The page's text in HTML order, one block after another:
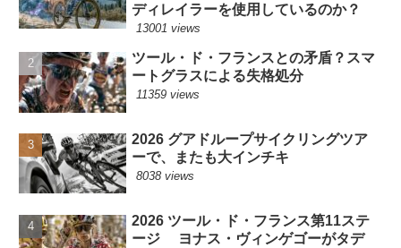
ディレイラーを使用しているのか？
13001 views
ツール・ド・フランスとの矛盾？スマ
ートグラスによる失格処分
11359 views
2026 グアドループサイクリングツア
ーで、またも大インチキ
8038 views
2026 ツール・ド・フランス第11ステ
ージ ヨナス・ヴィンゲゴーがタデ